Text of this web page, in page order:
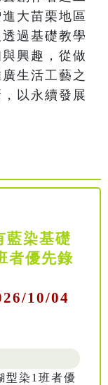
大苗栗地區
過基礎教學
興趣，從做
生活工藝之
以永續發展
藍染基礎
者優先錄
10/04
型染1班者優